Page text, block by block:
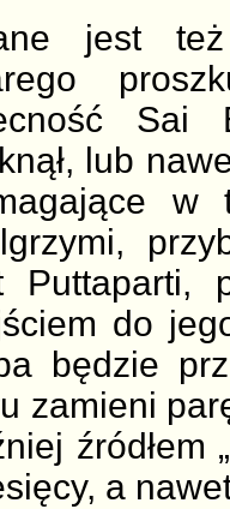
jest też
Sai
lub
w
Puttaparti,
do
będzie
zamieni
źródłem
a